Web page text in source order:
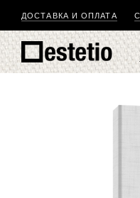
ДОСТАВКА И ОПЛАТА